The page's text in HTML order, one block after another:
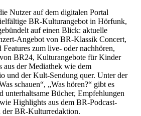
Nutzer auf dem digitalen Portal
BR-Kulturangebot in Hörfunk,
auf einen Blick: aktuelle
Angebot von BR-Klassik Concert,
zum live- oder nachhören,
BR24, Kulturangebote für Kinder
der Mediathek wie dem
und der Kult-Sendung quer. Unter der
schauen“, „Was hören?“ gibt es
unterhaltsame Bücher, Empfehlungen
Highlights aus dem BR-Podcast-
der BR-Kulturredaktion.